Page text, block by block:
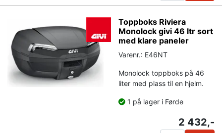
Toppboks Riviera
Monolock givi 46 ltr sort
med klare paneler
Varenr.: E46NT
Monolock toppboks på 46
liter med plass til en hjelm.
1 på lager i Førde
2 432,-